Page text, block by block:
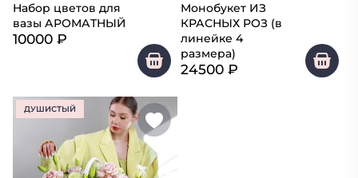
Набор цветов для
вазы АРОМАТНЫЙ
10000 ₽
Монобукет ИЗ
КРАСНЫХ РОЗ (в
линейке 4
размера)
24500 ₽
ДУШИСТЫЙ